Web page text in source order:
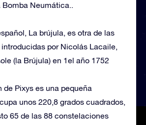
Bomba Neumática..
La brújula, es otra de las
por Nicolás Lacaile,
(la Brújula) en 1el año 1752
de Pixys es una pequeña
unos 220,8 grados cuadrados,
65 de las 88 constelaciones